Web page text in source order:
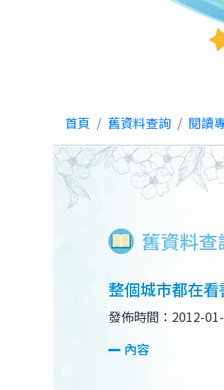
首頁 舊資料查詢 閱讀
舊資料查
整個城市都在看
發佈時間：2012-
內容